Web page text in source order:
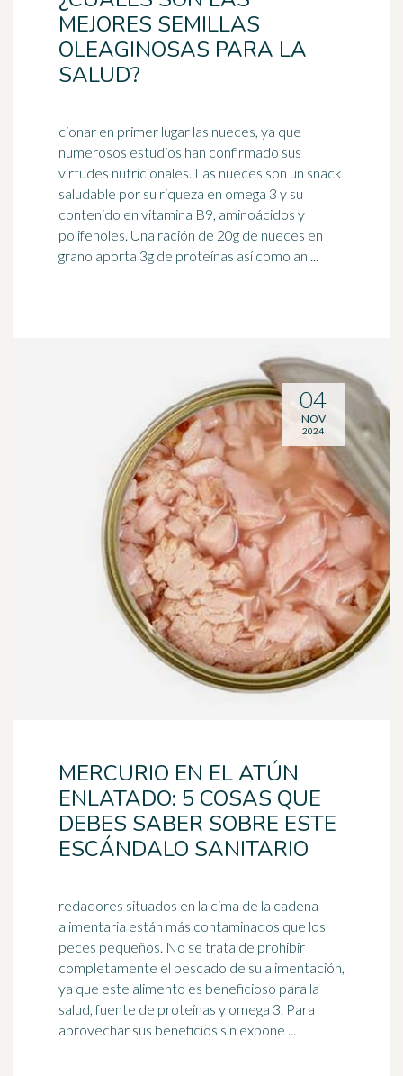
MEJORES SEMILLAS
OLEAGINOSAS PARA LA
SALUD?
cionar en primer lugar las nueces, ya que
numerosos estudios han confirmado sus
virtudes nutricionales. Las nueces son un snack
saludable por su riqueza en omega 3 y su
contenido en vitamina B9, aminoácidos y
polifenoles. Una ración de 20g de nueces en
grano aporta 3g de proteínas así como an ...
MERCURIO EN EL ATÚN
ENLATADO: 5 COSAS QUE
DEBES SABER SOBRE ESTE
ESCÁNDALO SANITARIO
redadores situados en la cima de la cadena
alimentaria están más contaminados que los
peces pequeños. No se trata de prohibir
completamente el pescado de su alimentación,
ya que este alimento es beneficioso para la
salud, fuente de proteínas y omega 3. Para
aprovechar sus beneficios sin expone ...
04
NOV
2024